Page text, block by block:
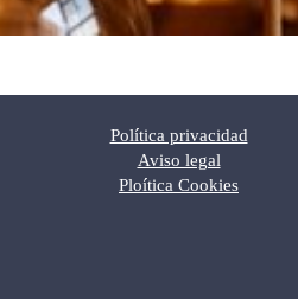
Política privacidad
Aviso legal
Ploítica Cookies